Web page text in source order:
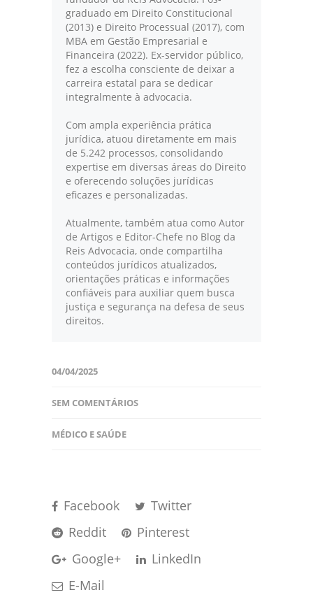
graduado em Direito Constitucional
(2013) e Direito Processual (2017), com
MBA em Gestão Empresarial e
Financeira (2022). Ex-servidor público,
fez a escolha consciente de deixar a
carreira estatal para se dedicar
integralmente à advocacia.
Com ampla experiência prática
jurídica, atuou diretamente em mais
de 5.242 processos, consolidando
expertise em diversas áreas do Direito
e oferecendo soluções jurídicas
eficazes e personalizadas.
Atualmente, também atua como Autor
de Artigos e Editor-Chefe no Blog da
Reis Advocacia, onde compartilha
conteúdos jurídicos atualizados,
orientações práticas e informações
confiáveis para auxiliar quem busca
justiça e segurança na defesa de seus
direitos.
04/04/2025
SEM COMENTÁRIOS
MÉDICO E SAÚDE
Facebook
Twitter
Reddit
Pinterest
Google+
LinkedIn
E-Mail